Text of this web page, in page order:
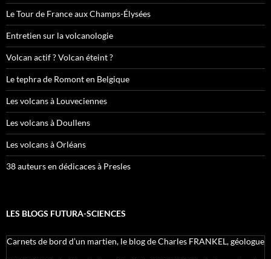
Le Tour de France aux Champs-Élysées
Entretien sur la volcanologie
Volcan actif ? Volcan éteint ?
Le tephra de Romont en Belgique
Les volcans à Louveciennes
Les volcans à Doullens
Les volcans à Orléans
38 auteurs en dédicaces à Presles
LES BLOGS FUTURA-SCIENCES
Carnets de bord d’un martien, le blog de Charles FRANKEL, géologue